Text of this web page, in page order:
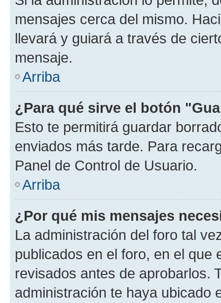
mensajes cerca del mismo.
llevará y guiará a través de
mensaje.
Arriba
¿Para qué sirve el botón
Esto te permitirá guardar
enviados más tarde. Para
Panel de Control de Usuario.
Arriba
¿Por qué mis mensajes
La administración del foro tal
publicados en el foro, en el
revisados antes de aprobarlos.
administración te haya ubicado